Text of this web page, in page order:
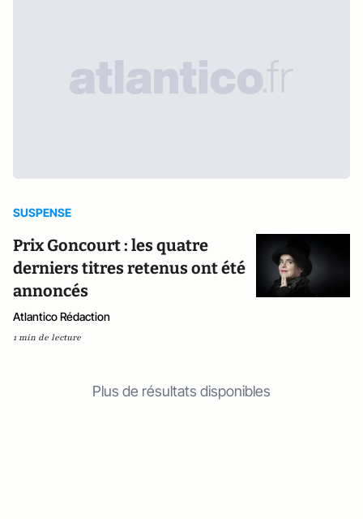
SUSPENSE
Prix Goncourt : les quatre
derniers titres retenus ont été
annoncés
Atlantico Rédaction
1 min de lecture
Plus de résultats disponibles